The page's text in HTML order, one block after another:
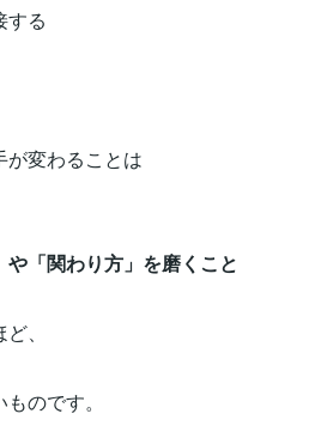
る
が変わることは
「関わり方」を磨くこと
、
のです。